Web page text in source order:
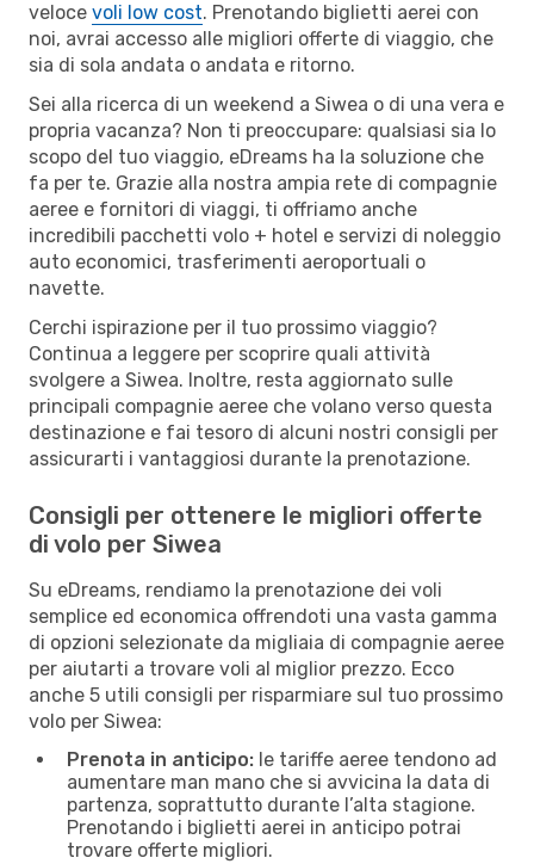
veloce voli low cost. Prenotando biglietti aerei con
noi, avrai accesso alle migliori offerte di viaggio, che
sia di sola andata o andata e ritorno.
Sei alla ricerca di un weekend a Siwea o di una vera e
propria vacanza? Non ti preoccupare: qualsiasi sia lo
scopo del tuo viaggio, eDreams ha la soluzione che
fa per te. Grazie alla nostra ampia rete di compagnie
aeree e fornitori di viaggi, ti offriamo anche
incredibili pacchetti volo + hotel e servizi di noleggio
auto economici, trasferimenti aeroportuali o
navette.
Cerchi ispirazione per il tuo prossimo viaggio?
Continua a leggere per scoprire quali attività
svolgere a Siwea. Inoltre, resta aggiornato sulle
principali compagnie aeree che volano verso questa
destinazione e fai tesoro di alcuni nostri consigli per
assicurarti i vantaggiosi durante la prenotazione.
Consigli per ottenere le migliori offerte
di volo per Siwea
Su eDreams, rendiamo la prenotazione dei voli
semplice ed economica offrendoti una vasta gamma
di opzioni selezionate da migliaia di compagnie aeree
per aiutarti a trovare voli al miglior prezzo. Ecco
anche 5 utili consigli per risparmiare sul tuo prossimo
volo per Siwea:
Prenota in anticipo: le tariffe aeree tendono ad
aumentare man mano che si avvicina la data di
partenza, soprattutto durante l’alta stagione.
Prenotando i biglietti aerei in anticipo potrai
trovare offerte migliori.